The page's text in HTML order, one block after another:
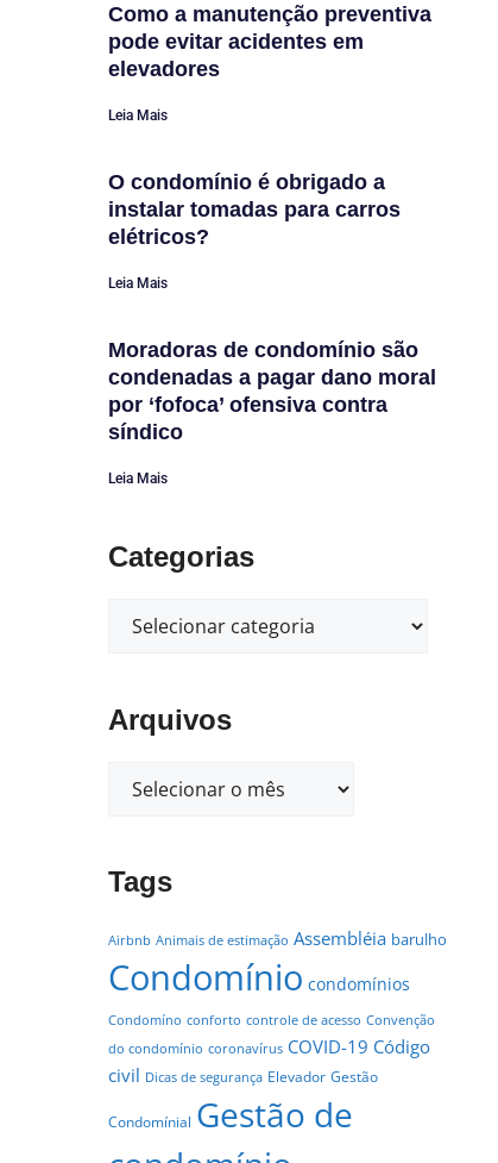
Como a manutenção preventiva
pode evitar acidentes em
elevadores
Leia Mais
O condomínio é obrigado a
instalar tomadas para carros
elétricos?
Leia Mais
Moradoras de condomínio são
condenadas a pagar dano moral
por ‘fofoca’ ofensiva contra
síndico
Leia Mais
Categorias
Arquivos
Tags
Airbnb Animais de estimação Assembléia barulho
Condomínio condomínios
Condomíno conforto controle de acesso Convenção
do condomínio coronavírus COVID-19 Código
civil Dicas de segurança Elevador Gestão
Condomínial Gestão de